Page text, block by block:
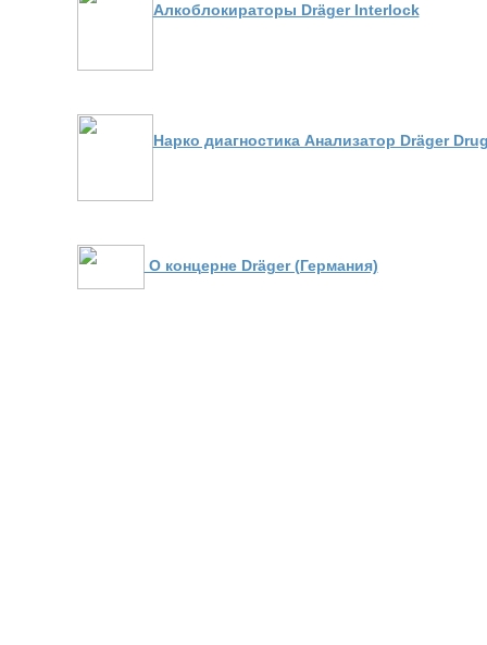
Алкоблокираторы Dräger Interlock
Нарко диагностика Анализатор Dräger
О концерне Dräger (Германия)